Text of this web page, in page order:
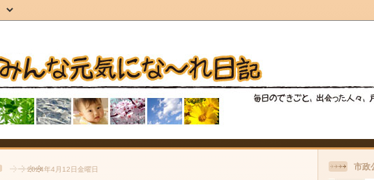
2024年4月12日金曜日 市政